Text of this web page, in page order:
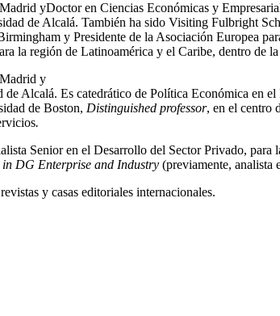
yDoctor en Ciencias Económicas y
de Alcalá. También ha sido Visiting Fulbright
y Presidente de la Asociación Europea
la región de Latinoamérica y el Caribe, dentro de
y
Alcalá. Es catedrático de Política Económica en
de Boston, Distinguished professor, en el centro
.
Senior en el Desarrollo del Sector Privado,
DG Enterprise and Industry (previamente, analista
y casas editoriales internacionales.